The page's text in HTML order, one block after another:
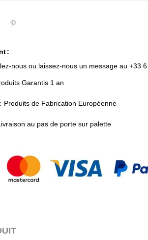
nous ou laissez-nous un message au +33
Garantis 1 an
Produits de Fabrication Européenne
au pas de porte sur palette